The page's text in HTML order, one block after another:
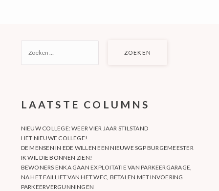
NAAR:
LAATSTE COLUMNS
NIEUW COLLEGE: WEER VIER JAAR STILSTAND
HET NIEUWE COLLEGE!
DE MENSEN IN EDE WILLEN EEN NIEUWE SGP BURGEMEESTER
IK WIL DIE BONNEN ZIEN!
BEWONERS ENKA GAAN EXPLOITATIE VAN PARKEERGARAGE,
NA HET FAILLIET VAN HET WFC, BETALEN MET INVOERING
PARKEERVERGUNNINGEN